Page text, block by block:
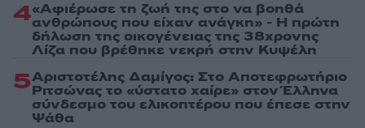
4«Αφιέρωσε τη ζωή της στο να βοηθά
ανθρώπους που είχαν ανάγκη» - Η πρώτη
δήλωση της οικογένειας της 38χρονης
Λίζα που βρέθηκε νεκρή στην Κυψέλη
5Αριστοτέλης Δαμίγος: Στο Αποτεφρωτήριο
Ριτσώνας το «ύστατο χαίρε» στον Έλληνα
σύνδεσμο του ελικοπτέρου που έπεσε στην
Ψάθα